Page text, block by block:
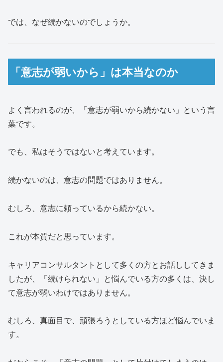
では、なぜ続かないのでしょうか。
「意志が弱いから」は本当なのか
よく言われるのが、「意志が弱いから続かない」という言
葉です。
でも、私はそうではないと考えています。
続かないのは、意志の問題ではありません。
むしろ、意志に頼っているから続かない。
これが本質だと思っています。
キャリアコンサルタントとして多くの方とお話ししてきま
したが、「続けられない」と悩んでいる方の多くは、決し
て意志が弱いわけではありません。
むしろ、真面目で、頑張ろうとしている方ほど悩んでいま
す。